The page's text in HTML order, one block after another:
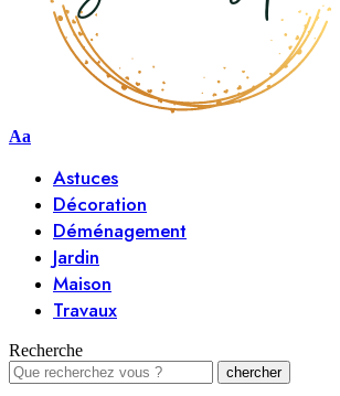
Aa
Astuces
Décoration
Déménagement
Jardin
Maison
Travaux
Recherche